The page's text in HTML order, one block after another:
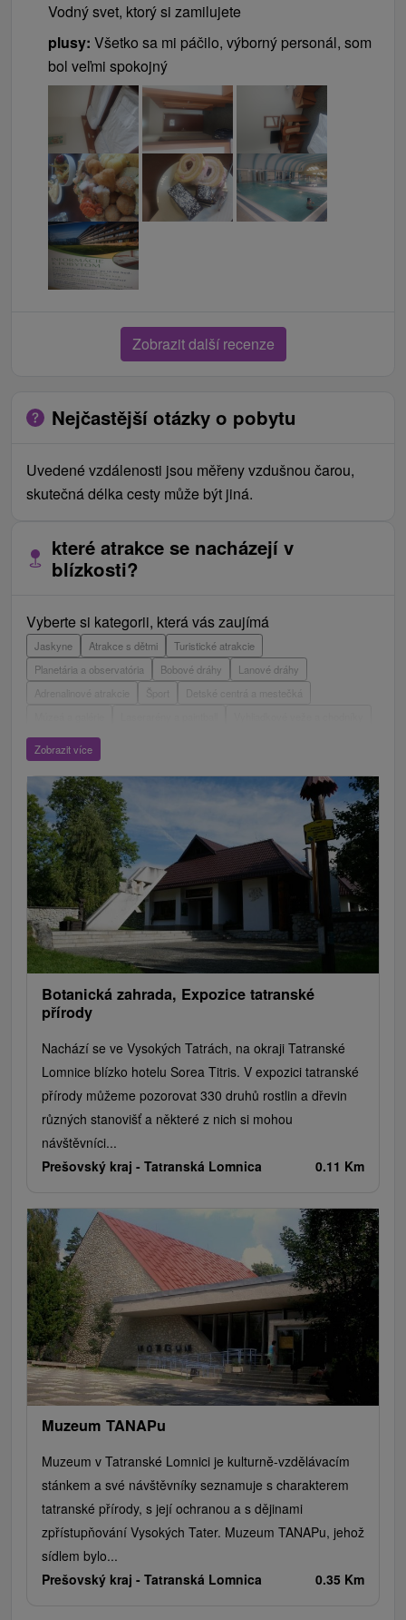
Vodný svet, ktorý si zamilujete
plusy: Všetko sa mi páčilo, výborný personál, som
bol veľmi spokojný
Zobrazit další recenze
Nejčastější otázky o pobytu
Uvedené vzdálenosti jsou měřeny vzdušnou čarou,
skutečná délka cesty může být jiná.
které atrakce se nacházejí v
blízkosti?
Vyberte si kategorii, která vás zaujímá
Jaskyne Atrakce s dětmi
Turistické atrakcie
Planetária a observatória
Bobové dráhy
Lanové dráhy
Adrenalinové atrakcie
Detské centrá a mestečká
ZOO a zvieracie farmy
Hrady, zámky, zrúcaniny
Mestské a zámocké parky
Vyhliadkové lety a plavby
Štíty
Jazerá, plesá, vodné nádrže
Pamätníky
Vodopády
Drevené kostolíky Pramene
Jazda na koni
Túry a turistické chodníky
Kaštiele Horské chaty
Divadlá
Sakrálne miesta
Plte, rafting, splavy
Architektonické stavby
Lyžiarske strediská
Golfové ihriská
Amfiteátre a kiná v prírode
Vínne cesty Cyklotrasy
Zobrazit více
Botanická zahrada, Expozice tatranské
přírody
Nachází se ve Vysokých Tatrách, na okraji Tatranské
Lomnice blízko hotelu Sorea Titris. V expozici tatranské
přírody můžeme pozorovat 330 druhů rostlin a dřevin
různých stanovišť a některé z nich si mohou
návštěvníci...
Prešovský kraj - Tatranská Lomnica 0.11 Km
Muzeum TANAPu
Muzeum v Tatranské Lomnici je kulturně-vzdělávacím
stánkem a své návštěvníky seznamuje s charakterem
tatranské přírody, s její ochranou a s dějinami
zpřístupňování Vysokých Tater. Muzeum TANAPu, jehož
sídlem bylo...
Prešovský kraj - Tatranská Lomnica 0.35 Km